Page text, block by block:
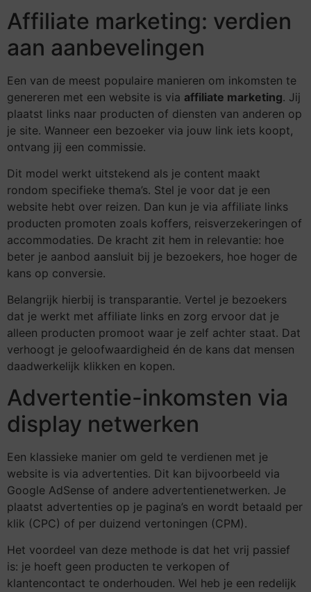
Affiliate marketing: verdien
aan aanbevelingen
Een van de meest populaire manieren om inkomsten te
genereren met een website is via affiliate marketing. Jij
plaatst links naar producten of diensten van anderen op
je site. Wanneer een bezoeker via jouw link iets koopt,
ontvang jij een commissie.
Dit model werkt uitstekend als je content maakt
rondom specifieke thema’s. Stel je voor dat je een
website hebt over reizen. Dan kun je via affiliate links
producten promoten zoals koffers, reisverzekeringen of
accommodaties. De kracht zit hem in relevantie: hoe
beter je aanbod aansluit bij je bezoekers, hoe hoger de
kans op conversie.
Belangrijk hierbij is transparantie. Vertel je bezoekers
dat je werkt met affiliate links en zorg ervoor dat je
alleen producten promoot waar je zelf achter staat. Dat
verhoogt je geloofwaardigheid én de kans dat mensen
daadwerkelijk klikken en kopen.
Advertentie-inkomsten via
display netwerken
Een klassieke manier om geld te verdienen met je
website is via advertenties. Dit kan bijvoorbeeld via
Google AdSense of andere advertentienetwerken. Je
plaatst advertenties op je pagina’s en wordt betaald per
klik (CPC) of per duizend vertoningen (CPM).
Het voordeel van deze methode is dat het vrij passief
is: je hoeft geen producten te verkopen of
klantencontact te onderhouden. Wel heb je een redelijk